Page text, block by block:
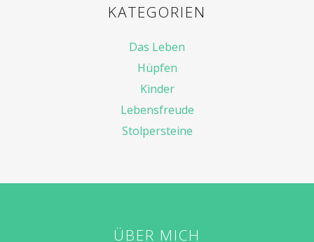
KATEGORIEN
Das Leben
Hüpfen
Kinder
Lebensfreude
Stolpersteine
ÜBER MICH